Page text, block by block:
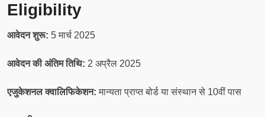
Eligibility
आवेदन शुरू: 5 मार्च 2025
आवेदन की अंतिम तिथि: 2 अप्रैल 2025
एजुकेशनल क्वालिफिकेशन: मान्यता प्राप्त बोर्ड या संस्थान से 10वीं पास